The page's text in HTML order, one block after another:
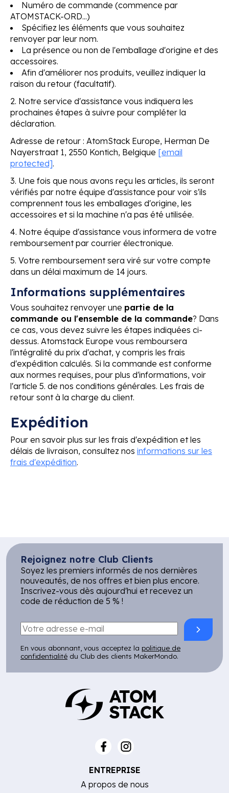
Numéro de commande (commence par
ATOMSTACK-ORD...)
Spécifiez les éléments que vous souhaitez
renvoyer par leur nom.
La présence ou non de l'emballage d'origine et des
accessoires.
Afin d'améliorer nos produits, veuillez indiquer la
raison du retour (facultatif).
2. Notre service d'assistance vous indiquera les
prochaines étapes à suivre pour compléter la
déclaration.
Adresse de retour : AtomStack Europe, Herman De
Nayerstraat 1, 2550 Kontich, Belgique [email
protected].
3. Une fois que nous avons reçu les articles, ils seront
vérifiés par notre équipe d'assistance pour voir s'ils
comprennent tous les emballages d'origine, les
accessoires et si la machine n'a pas été utilisée.
4. Notre équipe d'assistance vous informera de votre
remboursement par courrier électronique.
5. Votre remboursement sera viré sur votre compte
dans un délai maximum de 14 jours.
Informations supplémentaires
Vous souhaitez renvoyer une partie de la
commande ou l'ensemble de la commande? Dans
ce cas, vous devez suivre les étapes indiquées ci-
dessus. Atomstack Europe vous remboursera
l'intégralité du prix d'achat, y compris les frais
d'expédition calculés. Si la commande est conforme
aux normes requises, pour plus d'informations, voir
l'article 5. de nos conditions générales. Les frais de
retour sont à la charge du client.
Expédition
Pour en savoir plus sur les frais d'expédition et les
délais de livraison, consultez nos informations sur les
frais d'expédition.
Rejoignez notre Club Clients
Soyez les premiers informés de nos dernières
nouveautés, de nos offres et bien plus encore.
Inscrivez-vous dès aujourd'hui et recevez un
code de réduction de 5 % !
En vous abonnant, vous acceptez la politique de
confidentialité du Club des clients MakerMondo.
ENTREPRISE
A propos de nous